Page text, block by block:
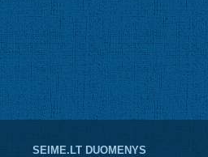
SEIME.LT DUOMENYS